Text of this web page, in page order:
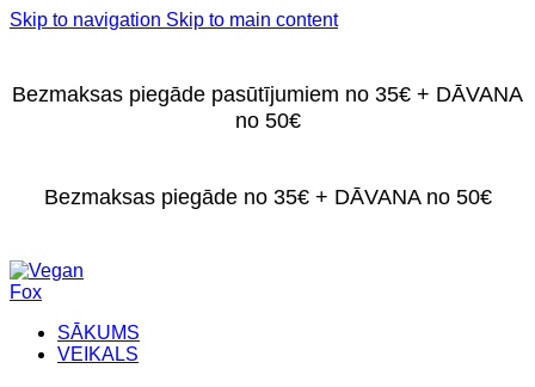
Skip to navigation Skip to main content
Bezmaksas piegāde pasūtījumiem no 35€ + DĀVANA
no 50€
Bezmaksas piegāde no 35€ + DĀVANA no 50€
SĀKUMS
VEIKALS